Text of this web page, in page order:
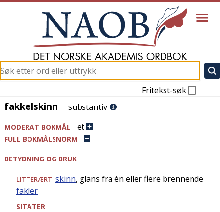
Fritekst-søk
fakkelskinn
fakkelskinn substantiv
MODERAT BOKMÅL et
FULL BOKMÅLSNORM
BETYDNING OG BRUK
LITTERÆRT skinn, glans fra én eller flere brennende
fakler
SITATER